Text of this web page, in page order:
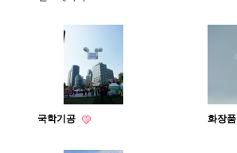
국학기공 화장